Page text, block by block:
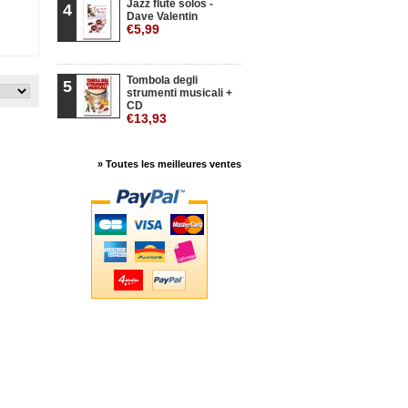
4
Jazz flute solos -
Dave Valentin
€5,99
5
Tombola degli
strumenti musicali +
CD
€13,93
» Toutes les meilleures ventes